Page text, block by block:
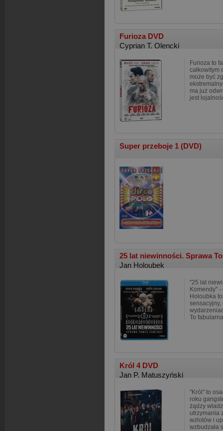
Furioza DVD
Cyprian T. Olencki
Furioza to
całkowitym
może być
ma już
jest
Super przeboje 1 (DVD)
25 lat niewinności. Sprawa
Jan Holoubek
"25 lat
Komendy"
Holoubka
To
Król 4 DVD
Jan P. Matuszyński
"Król" to
roku
żądzy
utrzymania
wzlotów i
wzbudzała